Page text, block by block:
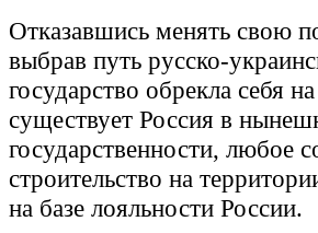
Отказавшись менять свою
выбрав путь русско-
государство обрекла себя
существует Россия в
государственности, любое
строительство на
на базе лояльности России.